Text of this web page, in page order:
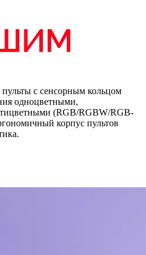
с сенсорным кольцом
одноцветными,
(RGB/RGBW/RGB-
корпус пультов